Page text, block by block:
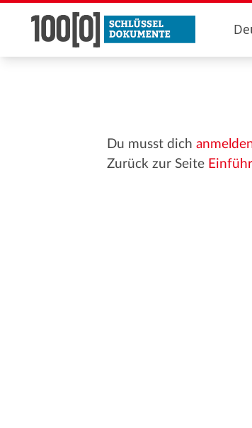
Du musst dich
Zurück zur Seite